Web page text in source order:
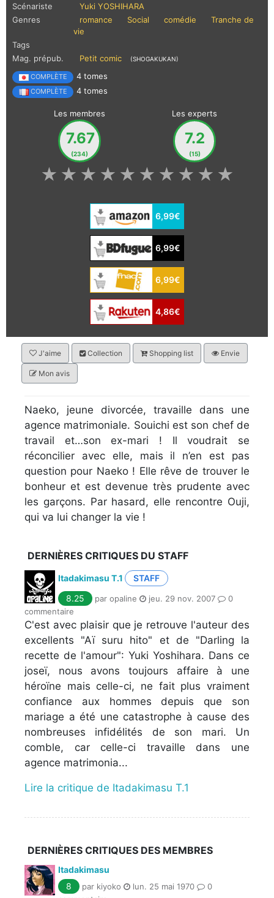
Scénariste
Yuki YOSHIHARA
Genres
romance Social comédie
Tranche de
vie
Tags
Mag. prépub.
Petit comic (SHOGAKUKAN)
COMPLÈTE 4 tomes
COMPLÈTE 4 tomes
Les membres
7.67
(234)
Les experts
7.2
(15)
★
★
★
★
★
★
★
★
★
★
6,99€
6,99€
6,99€
4,86€
J'aime Collection Shopping list Envie
Mon avis
Naeko, jeune divorcée, travaille dans une
agence matrimoniale. Souichi est son chef de
travail et…son ex-mari ! Il voudrait se
réconcilier avec elle, mais il n’en est pas
question pour Naeko ! Elle rêve de trouver le
bonheur et est devenue très prudente avec
les garçons. Par hasard, elle rencontre Ouji,
qui va lui changer la vie !
DERNIÈRES CRITIQUES DU STAFF
Itadakimasu T.1
STAFF
8.25
par opaline jeu. 29 nov. 2007
0
commentaire
C'est avec plaisir que je retrouve l'auteur des
excellents "Aï suru hito" et de "Darling la
recette de l'amour": Yuki Yoshihara. Dans ce
joseï, nous avons toujours affaire à une
héroïne mais celle-ci, ne fait plus vraiment
confiance aux hommes depuis que son
mariage a été une catastrophe à cause des
nombreuses infidélités de son mari. Un
comble, car celle-ci travaille dans une
agence matrimonia...
Lire la critique de Itadakimasu T.1
DERNIÈRES CRITIQUES DES MEMBRES
Itadakimasu
8
par kiyoko lun. 25 mai 1970
0